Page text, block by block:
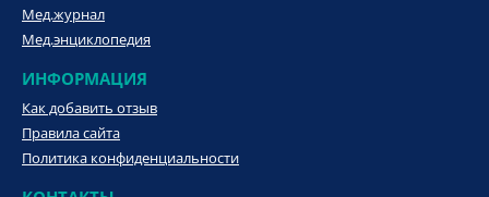
Мед.журнал
Мед.энциклопедия
ИНФОРМАЦИЯ
Как добавить отзыв
Правила сайта
Политика конфиденциальности